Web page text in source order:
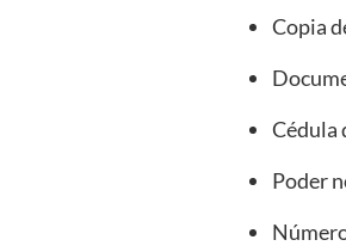
Copia
Cédula
Poder